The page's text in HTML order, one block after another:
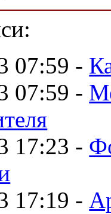
07:59 -
07:59 -
17:23 -
17:19 -